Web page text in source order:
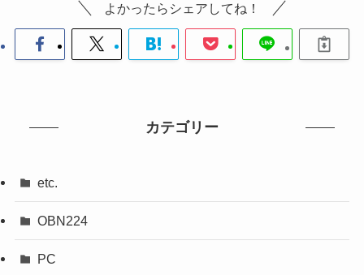
よかったらシェアしてね！
カテゴリー
etc.
OBN224
PC